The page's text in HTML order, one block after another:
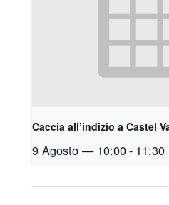
Caccia all’indizio a Castel
9 Agosto — 10:00- 11:30